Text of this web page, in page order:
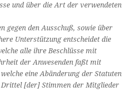
und über die Art der verwendeten
gegen den Ausschuß, sowie über
Unterstützung entscheidet die
alle ihre Beschlüsse mit
der Anwesenden faßt mit
eine Abänderung der Statuten
Drittel [der] Stimmen der Mitglieder